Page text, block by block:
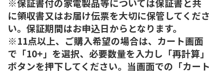
に領収書又はお届け伝票を大切に保管してくださ
い。保証期間はお申込日からとなります。
※11点以上、ご購入希望の場合は、カート画面
で「10+」を選択、必要数量を入力し「再計算」
ボタンを押下してください。当画面での「カート